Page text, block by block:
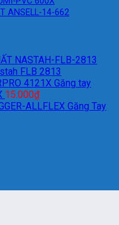
FLB 2813
Găng tay
15.000₫
Găng Tay